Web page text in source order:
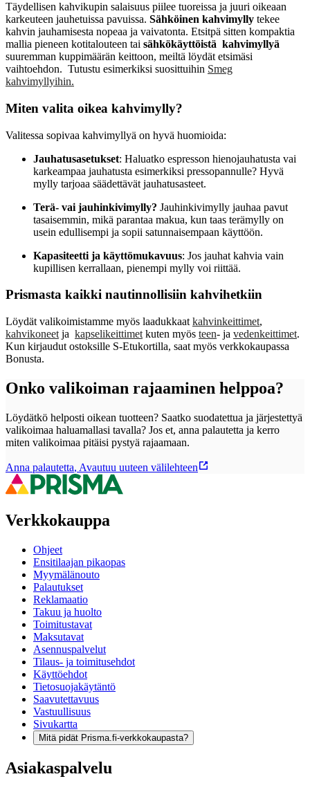
Täydellisen kahvikupin salaisuus piilee tuoreissa ja juuri oikeaan
karkeuteen jauhetuissa pavuissa. Sähköinen kahvimylly tekee
kahvin jauhamisesta nopeaa ja vaivatonta. Etsitpä sitten kompaktia
mallia pieneen kotitalouteen tai sähkökäyttöistä kahvimyllyä
suuremman kuppimäärän keittoon, meiltä löydät etsimäsi
vaihtoehdon. Tutustu esimerkiksi suosittuihin Smeg
kahvimyllyihin.
Miten valita oikea kahvimylly?
Valitessa sopivaa kahvimyllyä on hyvä huomioida:
Jauhatusasetukset: Haluatko espresson hienojauhatusta vai
karkeampaa jauhatusta esimerkiksi pressopannulle? Hyvä
mylly tarjoaa säädettävät jauhatusasteet.
Terä- vai jauhinkivimylly? Jauhinkivimylly jauhaa pavut
tasaisemmin, mikä parantaa makua, kun taas terämylly on
usein edullisempi ja sopii satunnaisempaan käyttöön.
Kapasiteetti ja käyttömukavuus: Jos jauhat kahvia vain
kupillisen kerrallaan, pienempi mylly voi riittää.
Prismasta kaikki nautinnollisiin kahvihetkiin
Löydät valikoimistamme myös laadukkaat kahvinkeittimet,
kahvikoneet ja kapselikeittimet kuten myös teen- ja vedenkeittimet.
Kun kirjaudut ostoksille S-Etukortilla, saat myös verkkokaupassa
Bonusta.
Onko valikoiman rajaaminen helppoa?
Löydätkö helposti oikean tuotteen? Saatko suodatettua ja järjestettyä
valikoimaa haluamallasi tavalla? Jos et, anna palautetta ja kerro
miten valikoimaa pitäisi pystyä rajaamaan.
Anna palautetta, Avautuu uuteen välilehteen
Verkkokauppa
Ohjeet
Ensitilaajan pikaopas
Myymälänouto
Palautukset
Reklamaatio
Takuu ja huolto
Toimitustavat
Maksutavat
Asennuspalvelut
Tilaus- ja toimitusehdot
Käyttöehdot
Tietosuojakäytäntö
Saavutettavuus
Vastuullisuus
Sivukartta
Mitä pidät Prisma.fi-verkkokaupasta?
Asiakaspalvelu